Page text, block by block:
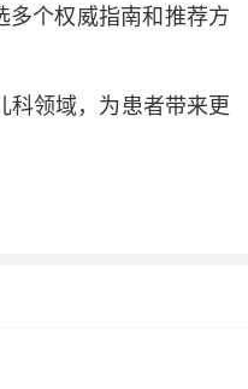
多个权威指南和推荐方
科领域，为患者带来更